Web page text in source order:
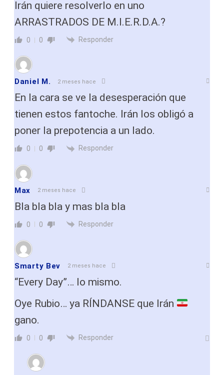
Irán quiere resolverlo en uno
ARRASTRADOS DE M.I.E.R.D.A.?
0 0 Responder
Daniel M. 2 meses hace
En la cara se ve la desesperación que
tienen estos fantoche. Irán los obligó a
poner la prepotencia a un lado.
0 0 Responder
Max 2 meses hace
Bla bla bla y mas bla bla
0 0 Responder
Smarty Bev 2 meses hace
“Every Day”… lo mismo.
Oye Rubio… ya RÍNDANSE que Irán
gano.
0 0 Responder